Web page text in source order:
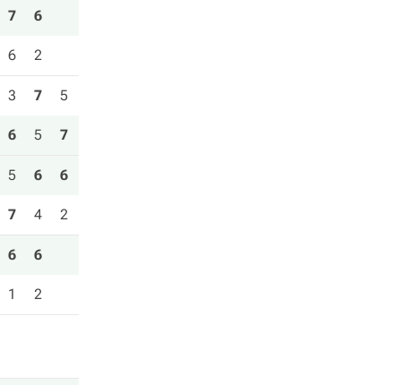
7 6
6 2
3 7 5
6 5 7
5 6 6
7 4 2
6 6
1 2